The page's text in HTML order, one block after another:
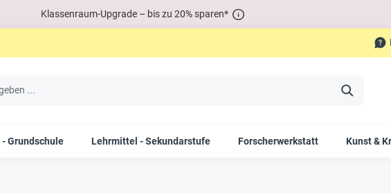
Klassenraum-Upgrade – bis zu 20% sparen*
Grundschule Lehrmittel - Sekundarstufe Forscherwerkstatt Kunst &